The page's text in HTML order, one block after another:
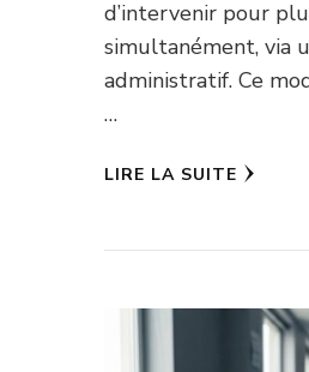
d’intervenir pour
simultanément, via
administratif. Ce
…
LIRE LA SUITE